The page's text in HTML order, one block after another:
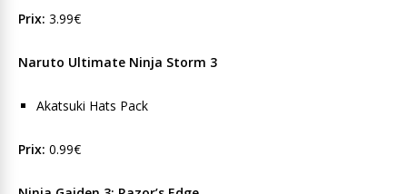
Prix: 3.99€
Naruto Ultimate Ninja Storm 3
Akatsuki Hats Pack
Prix: 0.99€